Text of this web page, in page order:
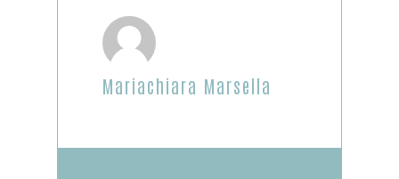
Mariachiara Marsella